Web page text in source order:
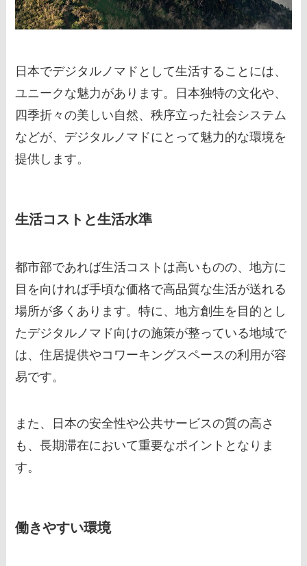
日本でデジタルノマドとして生活することには、
ユニークな魅力があります。日本独特の文化や、
四季折々の美しい自然、秩序立った社会システム
などが、デジタルノマドにとって魅力的な環境を
提供します。
生活コストと生活水準
都市部であれば生活コストは高いものの、地方に
目を向ければ手頃な価格で高品質な生活が送れる
場所が多くあります。特に、地方創生を目的とし
たデジタルノマド向けの施策が整っている地域で
は、住居提供やコワーキングスペースの利用が容
易です。
また、日本の安全性や公共サービスの質の高さ
も、長期滞在において重要なポイントとなりま
す。
働きやすい環境